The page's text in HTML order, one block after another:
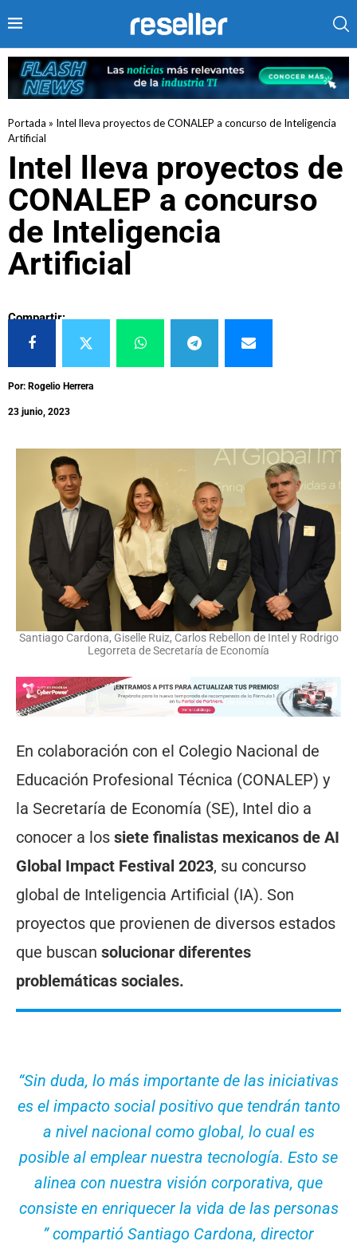
Portada » Intel lleva proyectos de CONALEP a concurso de Inteligencia
Artificial
Intel lleva proyectos de
CONALEP a concurso
de Inteligencia
Artificial
Compartir:
Por: Rogelio Herrera
23 junio, 2023
Santiago Cardona, Giselle Ruiz, Carlos Rebellon de Intel y Rodrigo
Legorreta de Secretaría de Economía
En colaboración con el Colegio Nacional de
Educación Profesional Técnica (CONALEP) y
la Secretaría de Economía (SE), Intel dio a
conocer a los siete finalistas mexicanos de AI
Global Impact Festival 2023, su concurso
global de Inteligencia Artificial (IA). Son
proyectos que provienen de diversos estados
que buscan solucionar diferentes
problemáticas sociales.
“Sin duda, lo más importante de las iniciativas
es el impacto social positivo que tendrán tanto
a nivel nacional como global, lo cual es
posible al emplear nuestra tecnología. Esto se
alinea con nuestra visión corporativa, que
consiste en enriquecer la vida de las personas
” compartió Santiago Cardona, director